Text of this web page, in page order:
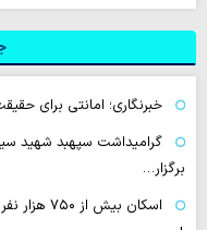
خبرنگاری؛ امانتی برای
گرامیداشت سپهبد شهید
برگزار…
اسکان